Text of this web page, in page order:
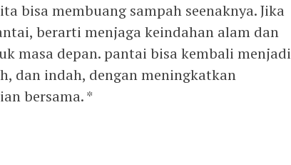
bisa membuang sampah seenaknya. Jika
berarti menjaga keindahan alam dan
masa depan. pantai bisa kembali menjadi
dan indah, dengan meningkatkan
bersama. *